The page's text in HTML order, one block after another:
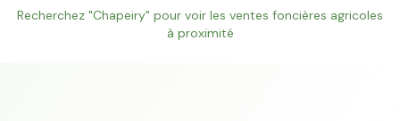
Recherchez "Chapeiry" pour voir les ventes foncières agricoles
à proximité